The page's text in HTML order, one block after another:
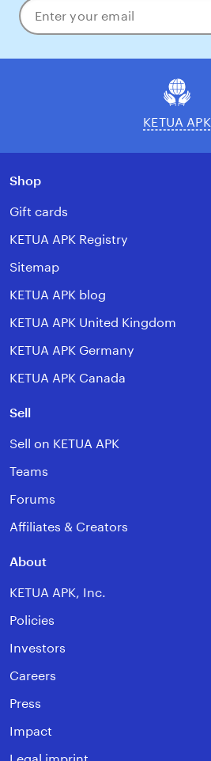
Enter
your
KETUA APK
Shop
Gift cards
KETUA APK Registry
Sitemap
KETUA APK blog
KETUA APK United Kingdom
KETUA APK Germany
KETUA APK Canada
Sell
Sell on KETUA APK
Teams
Forums
Affiliates & Creators
About
KETUA APK, Inc.
Policies
Investors
Careers
Press
Impact